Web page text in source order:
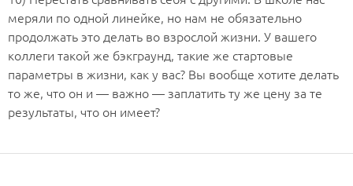
меряли по одной линейке, но нам не обязательно
продолжать это делать во взрослой жизни. У вашего
коллеги такой же бэкграунд, такие же стартовые
параметры в жизни, как у вас? Вы вообще хотите делать
то же, что он и — важно — заплатить ту же цену за те
результаты, что он имеет?